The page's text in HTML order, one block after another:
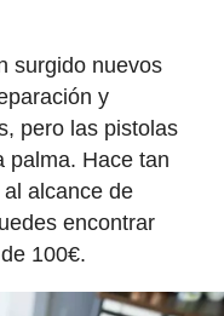
surgido nuevos
y
pero las pistolas
palma. Hace tan
alcance de
encontrar
100€.